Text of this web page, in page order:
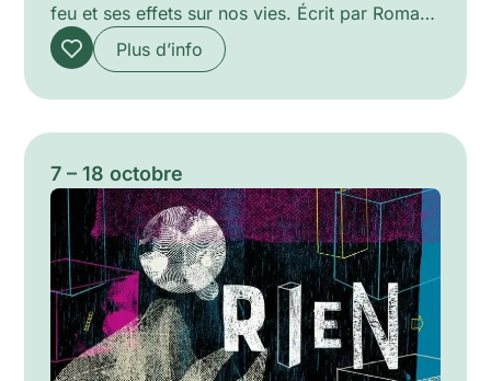
feu et ses effets sur nos vies. Écrit par Romane
Nicolas, le spectacle oppose deux clans
paléolithiques qui s’émerveillent et s’affrontent,
pièce interroge progrès, individualisme et
collectivité, animalité et civilisation, et propose
une réflexion scénique vive et singulière.
Plus d’info
7 – 18 octobre